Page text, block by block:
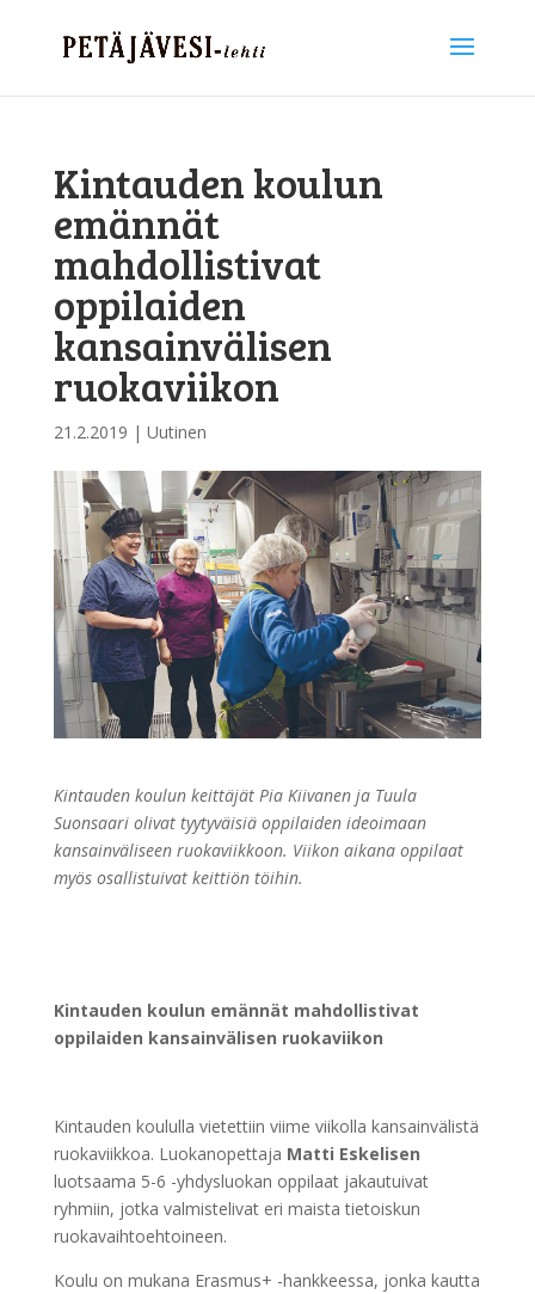
Kintauden koulun
emännät
mahdollistivat
oppilaiden
kansainvälisen
ruokaviikon
21.2.2019 | Uutinen
Kintauden koulun keittäjät Pia Kiivanen ja Tuula
Suonsaari olivat tyytyväisiä oppilaiden ideoimaan
kansainväliseen ruokaviikkoon. Viikon aikana oppilaat
myös osallistuivat keittiön töihin.
Kintauden koulun emännät mahdollistivat
oppilaiden kansainvälisen ruokaviikon
Kintauden koululla vietettiin viime viikolla kansainvälistä
ruokaviikkoa. Luokanopettaja Matti Eskelisen
luotsaama 5-6 -yhdysluokan oppilaat jakautuivat
ryhmiin, jotka valmistelivat eri maista tietoiskun
ruokavaihtoehtoineen.
Koulu on mukana Erasmus+ -hankkeessa, jonka kautta